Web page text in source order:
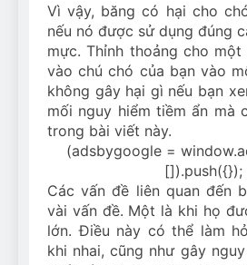
Vì vậy, băng có hại cho
nếu nó được sử dụng đúng
mực. Thỉnh thoảng cho một
vào chú chó của bạn vào
không gây hại gì nếu bạn
mối nguy hiểm tiềm ẩn mà
trong bài viết này.
(adsbygoogle =
[]).push({});
Các vấn đề liên quan đến
vài vấn đề. Một là khi họ
lớn. Điều này có thể làm
khi nhai, cũng như gây